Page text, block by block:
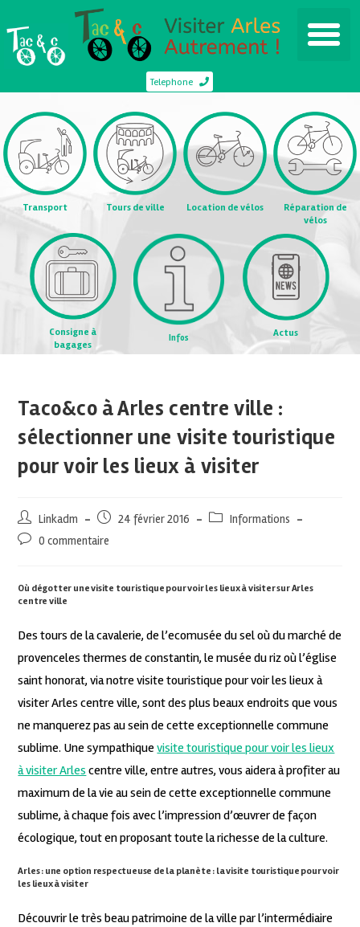
Telephone
Transport Tours de ville Location de vélos
Réparation de
vélos
Consigne à
bagages
Infos Actus
Taco&co à Arles centre ville :
sélectionner une visite touristique
pour voir les lieux à visiter
Linkadm 24 février 2016
Informations
0 commentaire
Où dégotter une visite touristique pour voir les lieux à visiter sur Arles
centre ville
Des tours de la cavalerie, de l’ecomusée du sel où du marché de
provenceles thermes de constantin, le musée du riz où l’église
saint honorat, via notre visite touristique pour voir les lieux à
visiter Arles centre ville, sont des plus beaux endroits que vous
ne manquerez pas au sein de cette exceptionnelle commune
sublime. Une sympathiquevisite touristique pour voir les lieux
à visiter Arles centre ville, entre autres, vous aidera à profiter au
maximum de la vie au sein de cette exceptionnelle commune
sublime, à chaque fois avec l’impression d’œuvrer de façon
écologique, tout en proposant toute la richesse de la culture.
Arles : une option respectueuse de la planète : la visite touristique pour voir
les lieux à visiter
Découvrir le très beau patrimoine de la ville par l’intermédiaire